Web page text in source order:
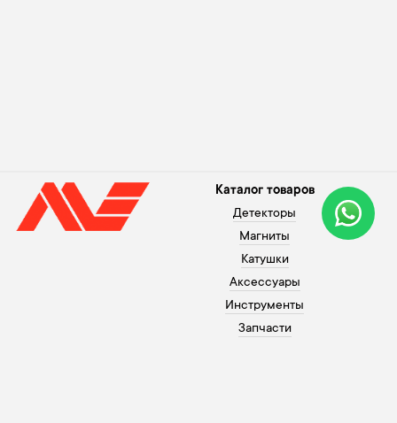
Каталог товаров
Детекторы
Магниты
Катушки
Аксессуары
Инструменты
Запчасти